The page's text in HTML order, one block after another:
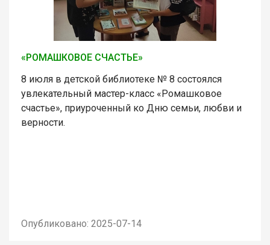
«РОМАШКОВОЕ СЧАСТЬЕ»
8 июля в детской библиотеке № 8 состоялся
увлекательный мастер-класс «Ромашковое
счастье», приуроченный ко Дню семьи, любви и
верности.
Опубликовано: 2025-07-14